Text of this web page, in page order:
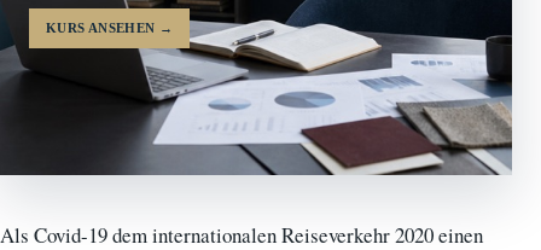
KURS ANSEHEN →
Als Covid-19 dem internationalen Reiseverkehr 2020 einen